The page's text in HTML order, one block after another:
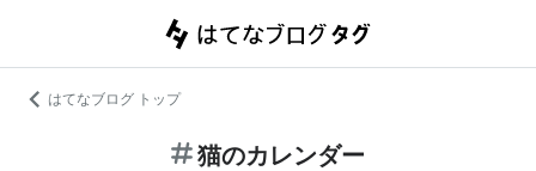
はてなブログ トップ
猫のカレンダー